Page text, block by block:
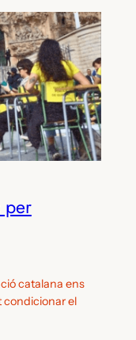
per
catalana ens
condicionar el